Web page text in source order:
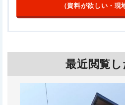
（資料が欲しい・現
最近閲覧